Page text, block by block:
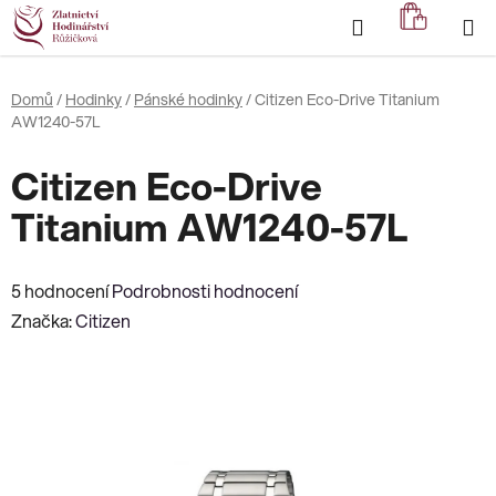
Přejít
na
obsah
Hledat
KOŠÍK
Domů / Hodinky/ Pánské hodinky/Citizen Eco-Drive Titanium
AW1240-57L
Citizen Eco-Drive
Titanium AW1240-57L
Průměrné
hodnocení
5 hodnoceníPodrobnosti hodnocení
Značka:Citizen